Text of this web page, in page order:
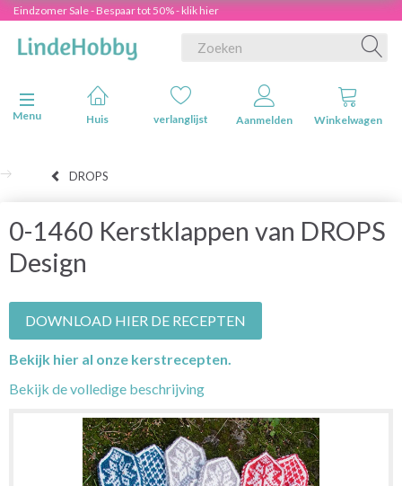
Eindzomer Sale - Bespaar tot 50% - klik hier
Navigatie in-/uitschakelen
Menu
Huis verlanglijst Aanmelden Winkelwagen
DROPS
0-1460 Kerstklappen van DROPS
Design
DOWNLOAD HIER DE RECEPTEN
Bekijk hier al onze kerstrecepten.
Bekijk de volledige beschrijving